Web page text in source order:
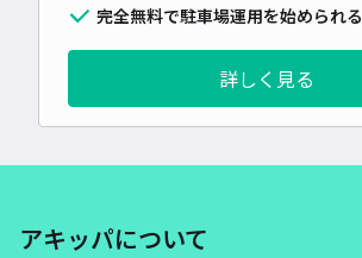
完全無料で駐車場運用を始められる
詳しく見る
アキッパについて